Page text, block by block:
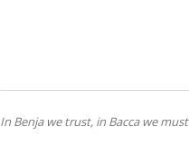
In Benja we trust, in Bacca we must